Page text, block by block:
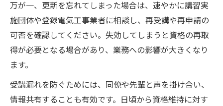
万が一、更新を忘れてしまった場合は、速やかに講習実
施団体や登録電気工事業者に相談し、再受講や再申請の
可否を確認してください。失効してしまうと資格の再取
得が必要となる場合があり、業務への影響が大きくなり
ます。
受講漏れを防ぐためには、同僚や先輩と声を掛け合い、
情報共有することも有効です。日頃から資格維持に対す